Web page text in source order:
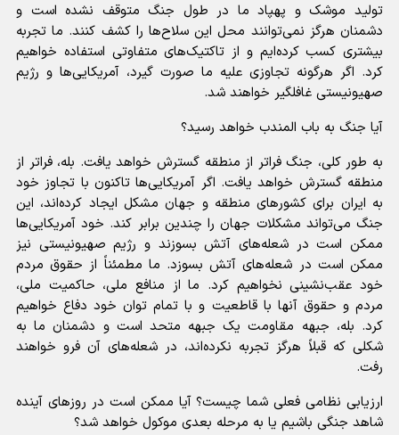
تولید موشک و پهپاد ما در طول جنگ متوقف نشده است و
دشمنان هرگز نمی‌توانند محل این سلاح‌ها را کشف کنند. ما تجربه
بیشتری کسب کرده‌ایم و از تاکتیک‌های متفاوتی استفاده خواهیم
کرد. اگر هرگونه تجاوزی علیه ما صورت گیرد، آمریکایی‌ها و رژیم
صهیونیستی غافلگیر خواهند شد.
آیا جنگ به باب المندب خواهد رسید؟
به طور کلی، جنگ فراتر از منطقه گسترش خواهد یافت. بله، فراتر از
منطقه گسترش خواهد یافت. اگر آمریکایی‌ها تاکنون با تجاوز خود
به ایران برای کشور‌های منطقه و جهان مشکل ایجاد کرده‌اند، این
جنگ می‌تواند مشکلات جهان را چندین برابر کند. خود آمریکایی‌ها
ممکن است در شعله‌های آتش بسوزند و رژیم صهیونیستی نیز
ممکن است در شعله‌های آتش بسوزد. ما مطمئناً از حقوق مردم
خود عقب‌نشینی نخواهیم کرد. ما از منافع ملی، حاکمیت ملی،
مردم و حقوق آنها با قاطعیت و با تمام توان خود دفاع خواهیم
کرد. بله، جبهه مقاومت یک جبهه متحد است و دشمنان ما به
شکلی که قبلاً هرگز تجربه نکرده‌اند، در شعله‌های آن فرو خواهند
رفت.
ارزیابی نظامی فعلی شما چیست؟ آیا ممکن است در روز‌های آینده
شاهد جنگی باشیم یا به مرحله بعدی موکول خواهد شد؟